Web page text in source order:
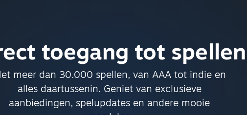
toegang tot spellen
meer dan 30.000 spellen, van AAA tot indie en
alles daartussenin. Geniet van exclusieve
aanbiedingen, spelupdates en andere mooie